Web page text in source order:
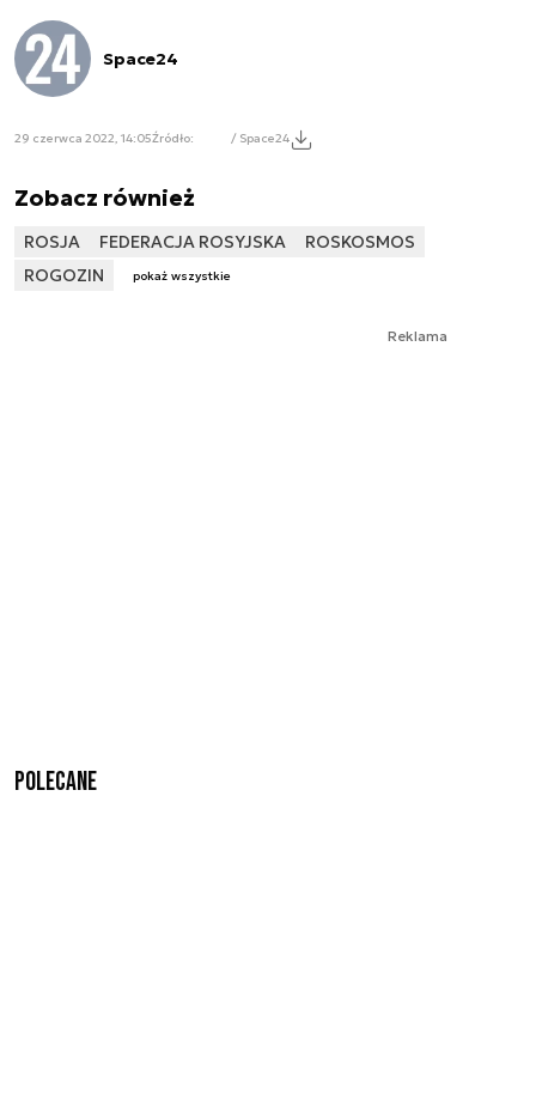
Space24
29 czerwca 2022, 14:05Źródło: / Space24
Zobacz również
ROSJA FEDERACJA ROSYJSKA
ROSKOSMOS
ROGOZIN
pokaż wszystkie
Reklama
Polecane